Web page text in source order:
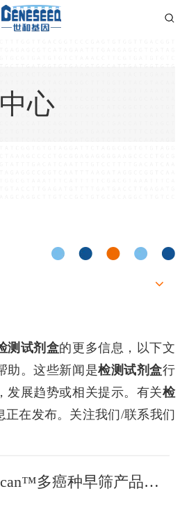
心
测试剂盒的更多信息，以下文
助。这些新闻是检测试剂盒行
发展趋势或相关提示。有关检
正在发布。关注我们/联系我们
世和鹰眼CanScan™多癌种早筛产品获FDA突破性医疗器械认定！